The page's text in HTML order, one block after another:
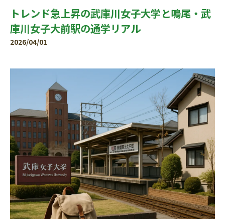
トレンド急上昇の武庫川女子大学と鳴尾・武
庫川女子大前駅の通学リアル
2026/04/01